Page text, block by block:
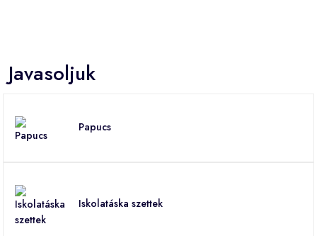
Javasoljuk
Papucs
Iskolatáska szettek